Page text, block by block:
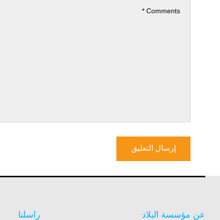
عن مؤسسة البلاد راسلنا